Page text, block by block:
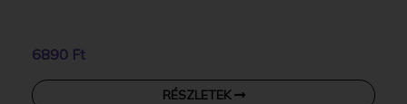
6890 Ft
RÉSZLETEK